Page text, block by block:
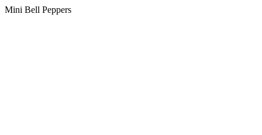
Mini Bell Peppers